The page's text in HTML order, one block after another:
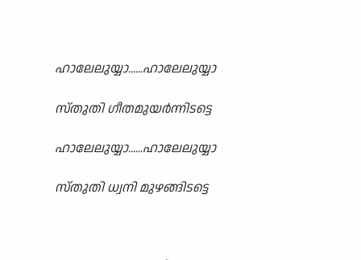
ഹാലേലുയ്യാ......ഹാലേലുയ്യാ
സ്തുതി ഗീതമുയർന്നിടട്ടെ
ഹാലേലുയ്യാ......ഹാലേലുയ്യാ
സ്തുതി ധ്വനി മുഴങ്ങിടട്ടെ